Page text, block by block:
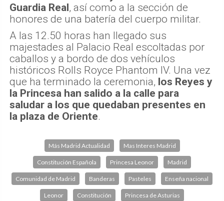
Guardia Real, así como a la sección de
honores de una batería del cuerpo militar.
A las 12.50 horas han llegado sus
majestades al Palacio Real escoltadas por
caballos y a bordo de dos vehículos
históricos Rolls Royce Phantom IV. Una vez
que ha terminado la ceremonia, los Reyes y
la Princesa han salido a la calle para
saludar a los que quedaban presentes en
la plaza de Oriente.
Más Madrid Actualidad Mas Interes Madrid
Constitución Española Princesa Leonor Madrid
Comunidad de Madrid Banderas Pasteles Enseña nacional
Leonor Constitución Princesa de Asturias